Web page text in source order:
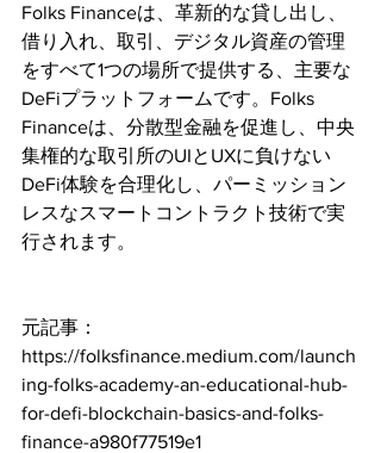
Folks Financeは、革新的な貸し出し、
借り入れ、取引、デジタル資産の管理
をすべて1つの場所で提供する、主要な
DeFiプラットフォームです。Folks
Financeは、分散型金融を促進し、中央
集権的な取引所のUIとUXに負けない
DeFi体験を合理化し、パーミッション
レスなスマートコントラクト技術で実
行されます。
元記事：
https://folksfinance.medium.com/launch
ing-folks-academy-an-educational-hub-
for-defi-blockchain-basics-and-folks-
finance-a980f77519e1